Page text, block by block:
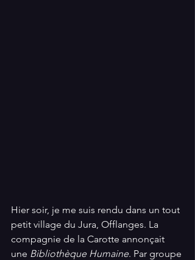
Hier soir, je me suis rendu dans un tout
petit village du Jura, Offlanges. La
compagnie de la Carotte annonçait
une Bibliothèque Humaine. Par groupe